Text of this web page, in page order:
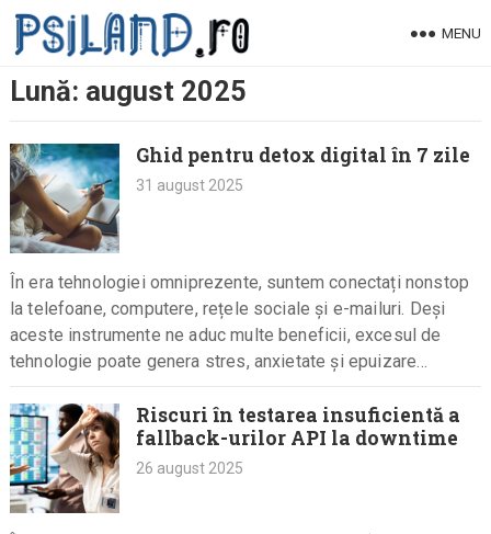
Skip
MENU
Lună: august 2025
Ghid pentru detox digital în 7 zile
31 august 2025
În era tehnologiei omniprezente, suntem conectați nonstop
la telefoane, computere, rețele sociale și e-mailuri. Deși
aceste instrumente ne aduc multe beneficii, excesul de
tehnologie poate genera stres, anxietate și epuizare
Riscuri în testarea insuficientă a
fallback-urilor API la downtime
26 august 2025